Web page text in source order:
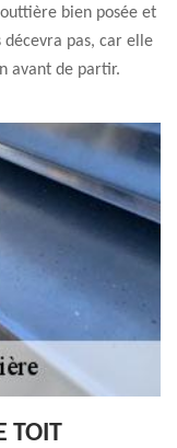
bien posée et
décevra pas, car elle
avant de partir.
TOIT